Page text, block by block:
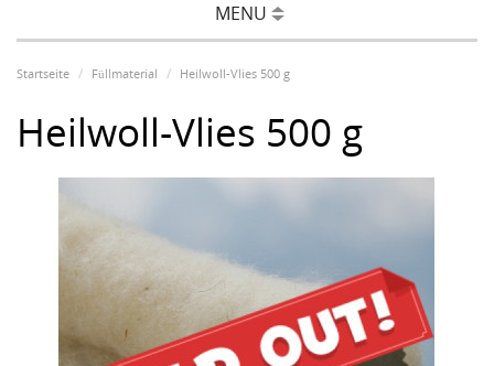
MENU
Startseite Füllmaterial Heilwoll-Vlies 500 g
Heilwoll-Vlies 500 g